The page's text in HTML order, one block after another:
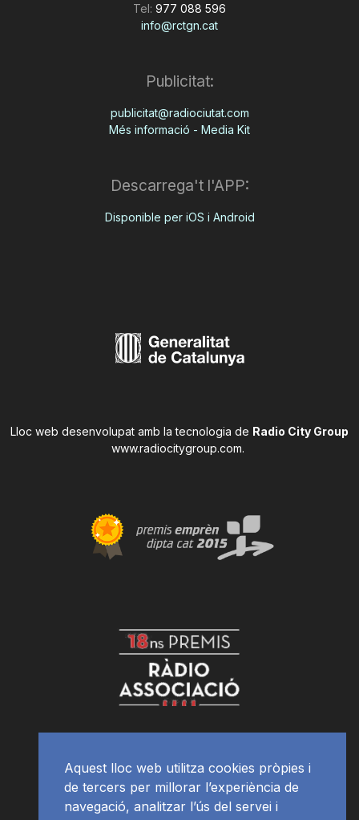
Tel: 977 088 596
info@rctgn.cat
Publicitat:
publicitat@radiociutat.com
Més informació - Media Kit
Descarrega't l'APP:
Disponible per iOS i Android
Lloc web desenvolupat amb la tecnologia de Radio City Group
www.radiocitygroup.com.
Aquest lloc web utilitza cookies pròpies i
de tercers per millorar l’experiència de
navegació, analitzar l’ús del servei i